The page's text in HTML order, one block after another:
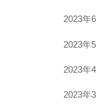
2023年6
2023年
2023年
2023年